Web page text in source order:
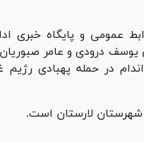
عمومی و پایگاه خبری
درودی و عامر
در حمله پهبادی
لارستان است.